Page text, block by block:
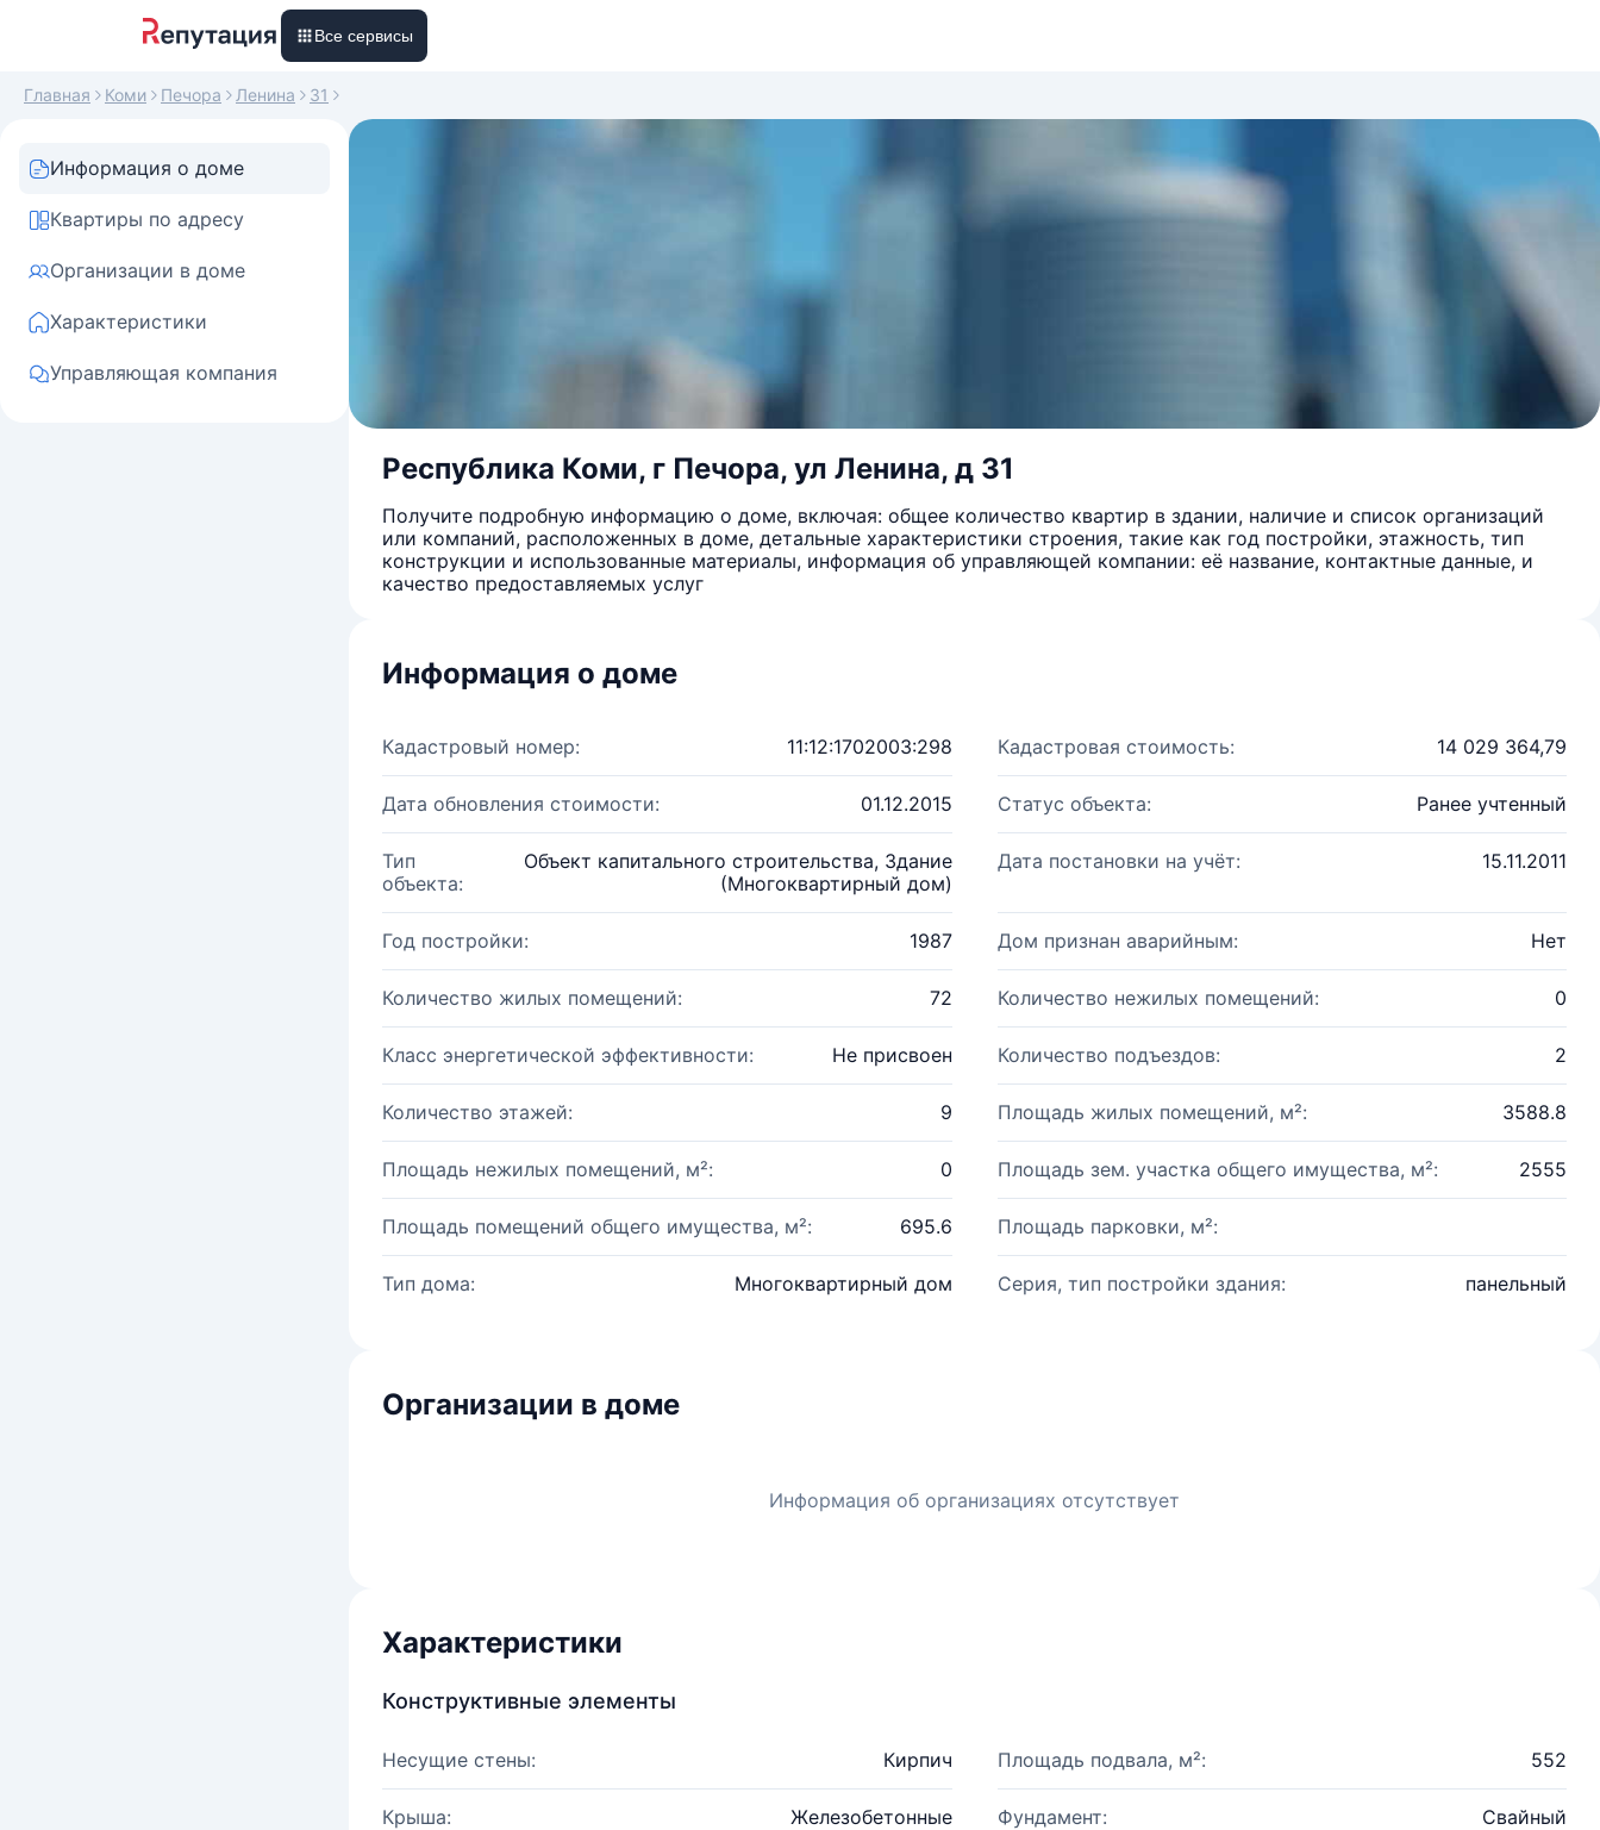
Все сервисы
Главная Коми Печора Ленина 31
Информация о доме
Квартиры по адресу
Организации в доме
Характеристики
Управляющая компания
Республика Коми, г Печора, ул Ленина, д 31
Получите подробную информацию о доме, включая: общее количество квартир в здании, наличие и список организаций
или компаний, расположенных в доме, детальные характеристики строения, такие как год постройки, этажность, тип
конструкции и использованные материалы, информация об управляющей компании: её название, контактные данные, и
качество предоставляемых услуг
Информация о доме
Кадастровый номер: 11:12:1702003:298 Кадастровая стоимость: 14 029 364,79
Дата обновления стоимости: 01.12.2015 Статус объекта: Ранее учтенный
Тип
объекта:
Объект капитального строительства, Здание
(Многоквартирный дом)
Дата постановки на учёт: 15.11.2011
Год постройки: 1987 Дом признан аварийным: Нет
Количество жилых помещений: 72 Количество нежилых помещений: 0
Класс энергетической эффективности: Не присвоен Количество подъездов: 2
Количество этажей: 9 Площадь жилых помещений, м²: 3588.8
Площадь нежилых помещений, м²: 0 Площадь зем. участка общего имущества, м²: 2555
Площадь помещений общего имущества, м²: 695.6 Площадь парковки, м²:
Тип дома: Многоквартирный дом Серия, тип постройки здания: панельный
Организации в доме
Информация об организациях отсутствует
Характеристики
Конструктивные элементы
Несущие стены: Кирпич Площадь подвала, м²: 552
Крыша: Железобетонные Фундамент: Свайный